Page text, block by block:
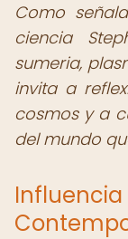
Como
ciencia
sumeria,
invita a
cosmos y a
del mundo
Influencia